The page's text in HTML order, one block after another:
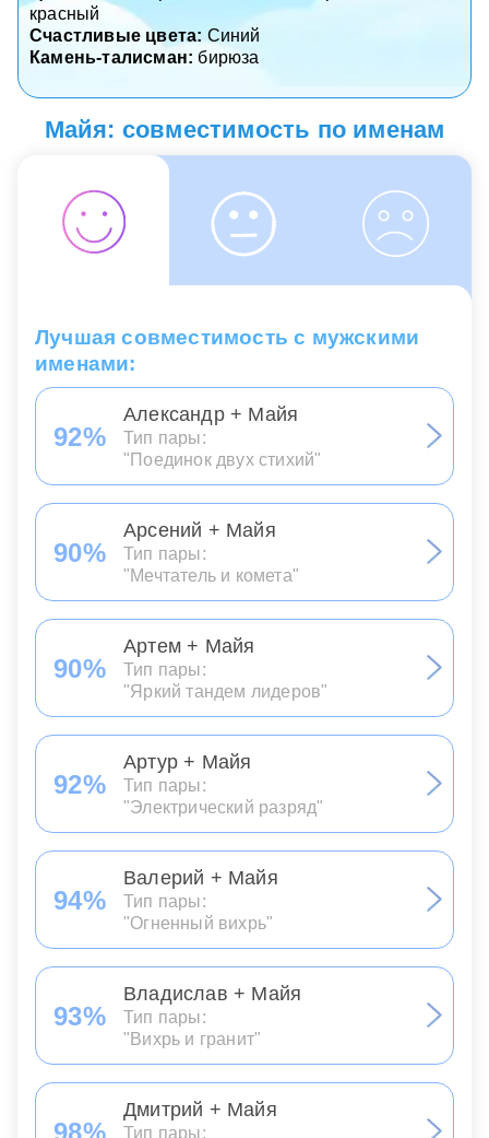
красный
Счастливые цвета: Синий
Камень-талисман: бирюза
Майя: совместимость по именам
Лучшая совместимость с мужскими
именами:
92%
Александр + Майя
Тип пары:
"Поединок двух стихий"
90%
Арсений + Майя
Тип пары:
"Мечтатель и комета"
90%
Артем + Майя
Тип пары:
"Яркий тандем лидеров"
92%
Артур + Майя
Тип пары:
"Электрический разряд"
94%
Валерий + Майя
Тип пары:
"Огненный вихрь"
93%
Владислав + Майя
Тип пары:
"Вихрь и гранит"
Дмитрий + Майя
Тип пары: